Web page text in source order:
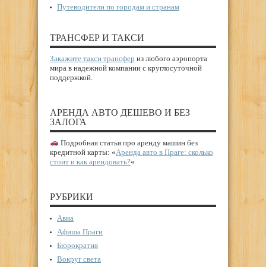
Путеводители по городам и странам
ТРАНСФЕР И ТАКСИ
Закажите такси трансфер из любого аэропорта
мира в надежной компании с круглосуточной
поддержкой.
АРЕНДА АВТО ДЕШЕВО И БЕЗ
ЗАЛОГА
Подробная статья про аренду машин без
кредитной карты: «Аренда авто в Праге: сколько
стоит и как арендовать?«
РУБРИКИ
Авиа
Афиша Праги
Бюрократия
Вокруг света